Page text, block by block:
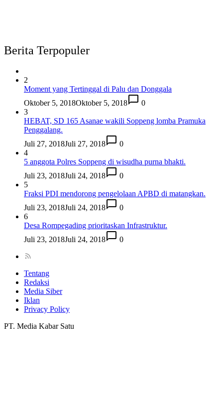
Berita Terpopuler
2
Moment yang Tertinggal di Palu dan Donggala
Oktober 5, 2018Oktober 5, 2018
0
3
HEBAT, SD 165 Asanae wakili Soppeng lomba Pramuka
Penggalang.
Juli 27, 2018Juli 27, 2018
0
4
5 anggota Polres Soppeng di wisudha purna bhakti.
Juli 23, 2018Juli 24, 2018
0
5
Fraksi PDI mendorong pengelolaan APBD di matangkan.
Juli 23, 2018Juli 24, 2018
0
6
Desa Rompegading prioritaskan Infrastruktur.
Juli 23, 2018Juli 24, 2018 0
Tentang
Redaksi
Media Siber
Iklan
Privacy Policy
PT. Media Kabar Satu